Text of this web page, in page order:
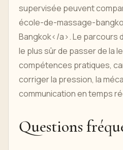
supervisée peuvent
école-de-massage-
Bangkok</a>. Le parcours
le plus sûr de passer de la
compétences pratiques,
corriger la pression, la
communication en temps
Questions